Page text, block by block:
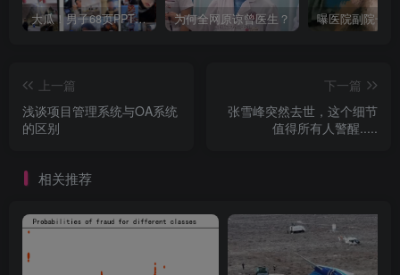
大瓜！男子68页PPT曝妻子出轨华南理工博士！ 为何全网原谅曾医生？
上一篇
浅谈项目管理系统与OA系统
的区别
下一篇
张雪峰突然去世，这个细节
值得所有人警醒.....
相关推荐